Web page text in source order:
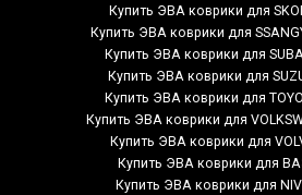
Купить ЭВА коврики для
Купить ЭВА коврики для
Купить ЭВА коврики для
Купить ЭВА коврики для
Купить ЭВА коврики для
Купить ЭВА коврики для
Купить ЭВА коврики для
Купить ЭВА коврики для
Купить ЭВА коврики для